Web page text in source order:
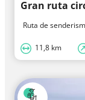
Gran ruta
Ruta de
11,8 km